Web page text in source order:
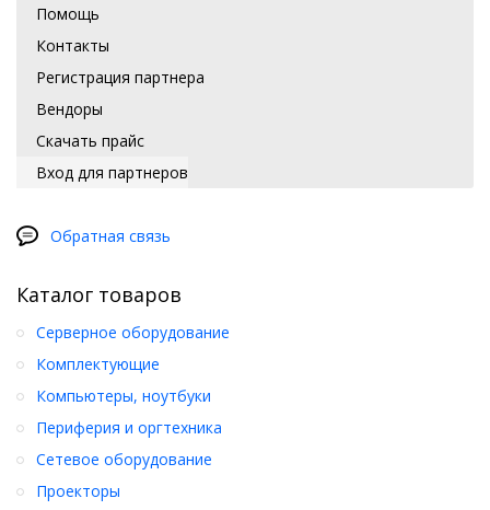
Помощь
Контакты
Регистрация партнера
Вендоры
Скачать прайс
Вход для партнеров
Обратная связь
Каталог товаров
Серверное оборудование
Комплектующие
Компьютеры, ноутбуки
Периферия и оргтехника
Сетевое оборудование
Проекторы